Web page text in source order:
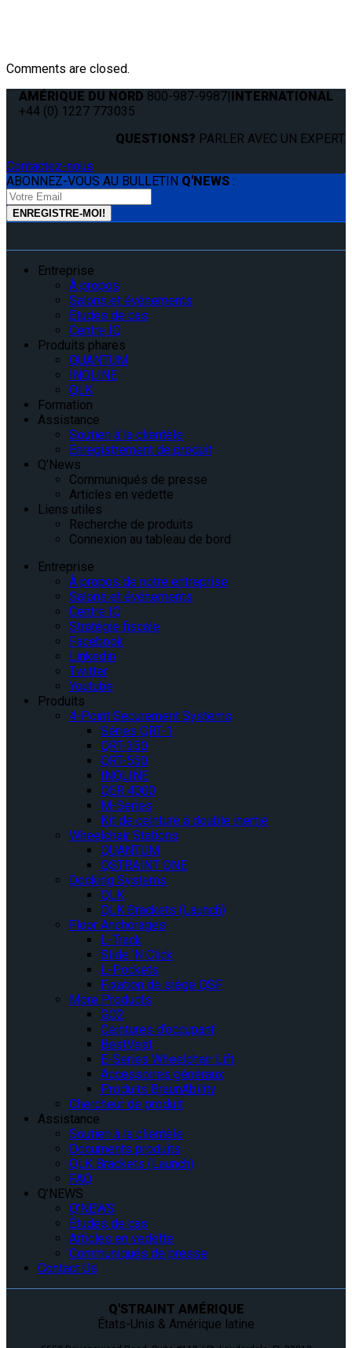
Comments are closed.
AMÉRIQUE DU NORD 800-987-9987|INTERNATIONAL
+44 (0) 1227 773035
QUESTIONS? PARLER AVEC UN EXPERT.
Contactez-nous
ABONNEZ-VOUS AU BULLETIN Q'NEWS :
Entreprise
À propos
Salons et événements
Études de cas
Centre IQ
Produits phares
QUANTUM
INQLINE
QLK
Formation
Assistance
Soutien à la clientèle
Enregistrement de produit
Q’News
Communiqués de presse
Articles en vedette
Liens utiles
Recherche de produits
Connexion au tableau de bord
Entreprise
À propos de notre entreprise
Salons et événements
Centre IQ
Stratégie fiscale
Facebook
Linkedin
Twitter
Youtube
Produits
4-Point Securement Systems
Séries QRT-1
QRT-350
QRT-550
INQLINE
QER 4000
M-Series
Kit de ceinture à double inertie
Wheelchair Stations
QUANTUM
QSTRAINT ONE
Docking Systems
QLK
QLK Brackets (Launch)
Floor Anchorages
L-Track
Slide ‘N Click
L-Pockets
Fixation de siège QSF
More Products
GO2
Ceintures d’occupant
BestVest
E-Series Wheelchair Lift
Accessoires généraux
Produits BraunAbility
Chercheur de produit
Assistance
Soutien à la clientèle
Documents produits
QLK Brackets (Launch)
FAQ
Q’NEWS
Q’NEWS
Études de cas
Articles en vedette
Communiqués de presse
Contact Us
Q'STRAINT AMÉRIQUE
États-Unis & Amérique latine